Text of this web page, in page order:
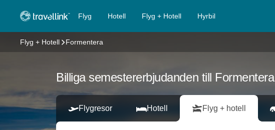
Flyg Hotell Flyg + Hotell Hyrbil
Flyg + Hotell Formentera
Billiga semestererbjudanden till Formentera
Flygresor Hotell Flyg + hotell